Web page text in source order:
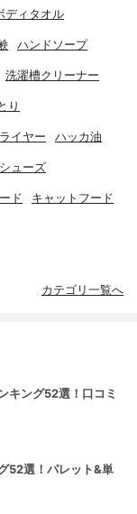
ディタオル
ハンドソープ
洗濯槽クリーナー
り
イヤー ハッカ油
ューズ
ド キャットフード
カテゴリ一覧へ
キング52選！口コミ
52選！パレット&単